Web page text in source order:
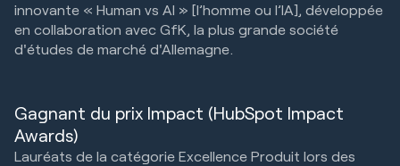
innovante « Human vs AI » [l’homme ou l’IA], développée
en collaboration avec GfK, la plus grande société
d'études de marché d'Allemagne.
Gagnant du prix Impact (HubSpot Impact
Awards)
Lauréats de la catégorie Excellence Produit lors des